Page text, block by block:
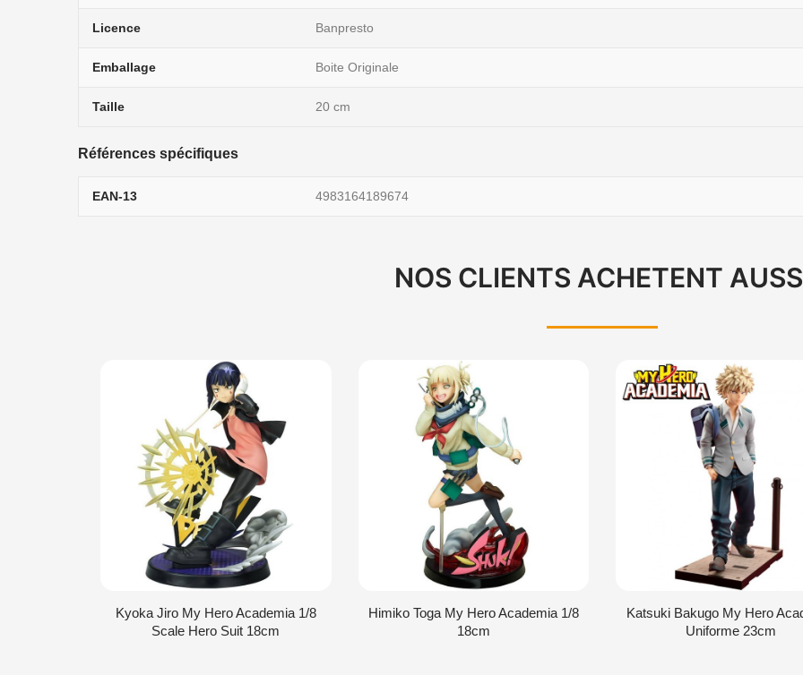
Licence Banpresto
Emballage Boite Originale
Taille 20 cm
Références spécifiques
EAN-13 4983164189674
NOS CLIENTS ACHETENT
Kyoka Jiro My Hero Academia 1/8
Scale Hero Suit 18cm
Himiko Toga My Hero Academia 1/8
18cm
Katsuki Bakugo My Hero
Uniforme 23cm